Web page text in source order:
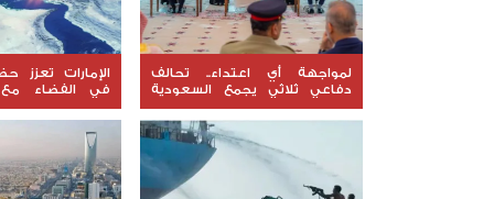
لمواجهة أي اعتداء.. تحالف
دفاعي ثلاثي يجمع السعودية
وتركيا وباكستان
الإمارات تعزز
في الفضاء
"ليوناف-1"